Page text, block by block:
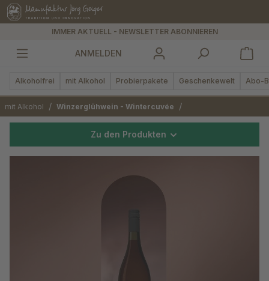
springen
IMMER AKTUELL - NEWSLETTER ABONNIEREN
ANMELDEN
Alkoholfrei mit Alkohol Probierpakete Geschenkewelt Abo-
mit Alkohol / Winzerglühwein - Wintercuvée /
Zu den Produkten